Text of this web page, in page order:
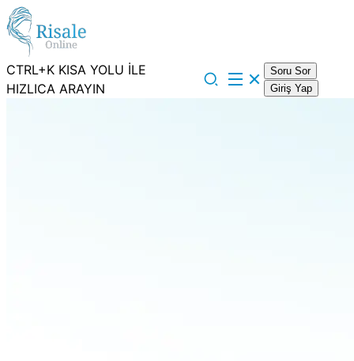
CTRL+K KISA YOLU İLE
HIZLICA ARAYIN
Soru Sor
Giriş Yap